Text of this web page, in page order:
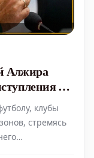
Алжира
на
клубы
стремясь